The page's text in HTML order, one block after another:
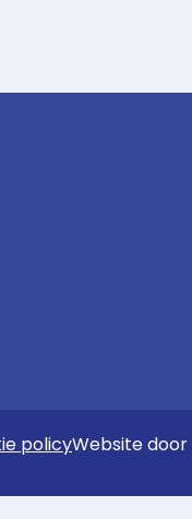
policyWebsite door